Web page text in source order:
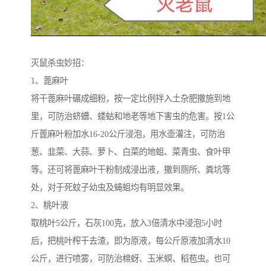
灭鼠杀虫妙招：
1、蓖麻叶
将干蓖麻叶碾成细粉，按一定比例拌入土杂肥撒施到地
里，可防治蛴螬、蝼蛄和地老等地下害虫的危害。按1公
斤蓖麻叶粉加水16-20公斤浸泡，用水壶灌注，可防治
葱、韭菜、大蒜、萝卜、白菜的地蛆、菜青虫、食叶甲
等。还可将蓖麻叶干粉制成浸出液，撒到厕所、粪坑等
处，对于死蚊子幼虫及蝇蛆均有明显效果。
2、桃叶液
取桃叶5公斤，石灰100克，放入3倍清水中浸泡5小时
后，把桃叶榨干去渣，即为原液，每公斤原液加清水10
公斤，进行喷雾，可防治棉蚜、玉米螟、稻苞虫。也可